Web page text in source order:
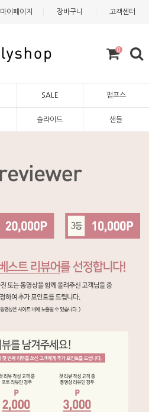
마이페이지 장바구니 고객센터
0
SALE 펌프스
슬라이드 샌들